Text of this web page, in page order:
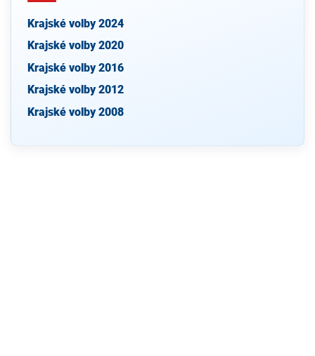
Krajské volby 2024
Krajské volby 2020
Krajské volby 2016
Krajské volby 2012
Krajské volby 2008